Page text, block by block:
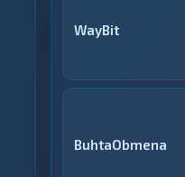
WayBit
BuhtaObmena